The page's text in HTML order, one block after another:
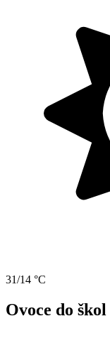
31/14 °C
Ovoce do škol